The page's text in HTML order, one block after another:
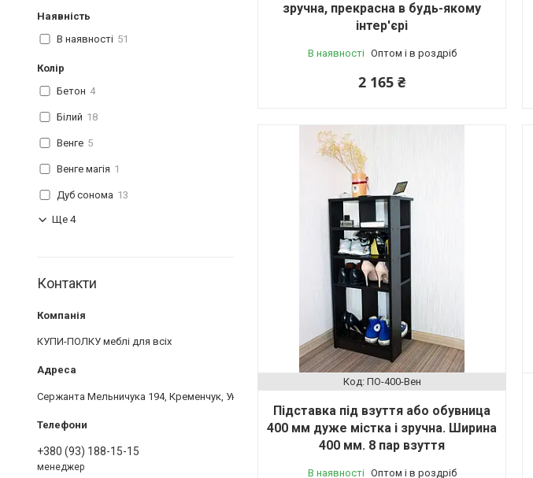
зручна, прекрасна в будь-якому
інтер'єрі
В наявності Оптом і в роздріб
2 165 ₴
ПО-400-Вен
Підставка під взуття або обувница
400 мм дуже містка і зручна. Ширина
400 мм. 8 пар взуття
В наявності Оптом і в роздріб
Наявність
В наявності 51
Колір
Бетон 4
Білий 18
Венге 5
Венге магія 1
Дуб сонома 13
Ще 4
Контакти
КУПИ-ПОЛКУ меблі для всіх
Сержанта Мельничука 194, Кременчук, Україна
+380 (93) 188-15-15
менеджер